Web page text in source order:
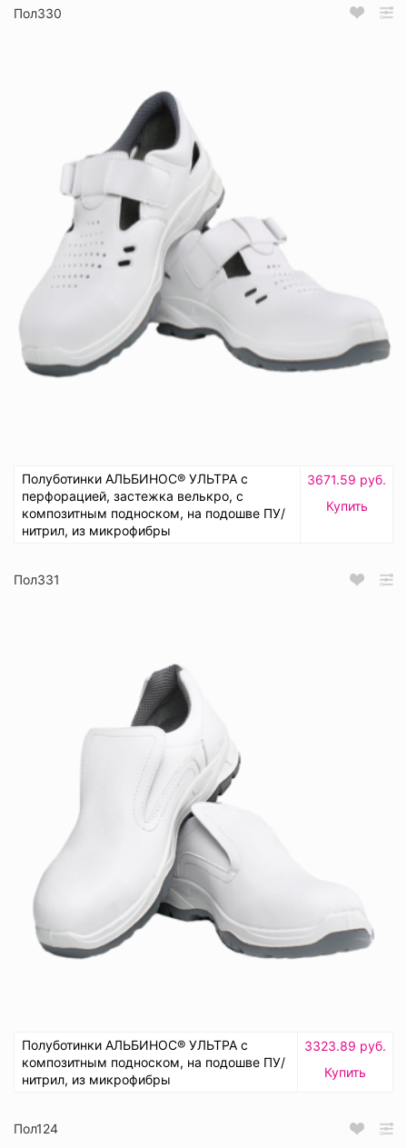
Пол330
Полуботинки АЛЬБИНОС® УЛЬТРА с
перфорацией, застежка велькро, с
композитным подноском, на подошве ПУ/
нитрил, из микрофибры
3671.59 руб.
Купить
Пол331
Полуботинки АЛЬБИНОС® УЛЬТРА с
композитным подноском, на подошве ПУ/
нитрил, из микрофибры
3323.89 руб.
Купить
Пол124